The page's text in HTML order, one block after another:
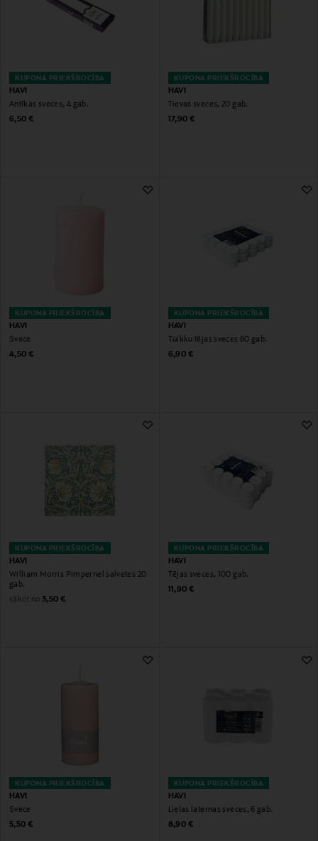
KUPONA PRIEKŠROCĪBA
HAVI
Antīkas sveces, 4 gab.
Original Price
6,50 €
KUPONA PRIEKŠROCĪBA
HAVI
Tievas sveces, 20 gab.
Original Price
17,90 €
KUPONA PRIEKŠROCĪBA
HAVI
Svece
Original Price
4,50 €
KUPONA PRIEKŠROCĪBA
HAVI
Tuikku tējas sveces 60 gab.
Original Price
6,90 €
KUPONA PRIEKŠROCĪBA
HAVI
William Morris Pimpernel salvetes 20
gab.
sākot no Original Price
3,50 €
KUPONA PRIEKŠROCĪBA
HAVI
Tējas sveces, 100 gab.
Original Price
11,90 €
KUPONA PRIEKŠROCĪBA
HAVI
Svece
Original Price
5,50 €
KUPONA PRIEKŠROCĪBA
HAVI
Lielas laternas sveces, 6 gab.
Original Price
8,90 €